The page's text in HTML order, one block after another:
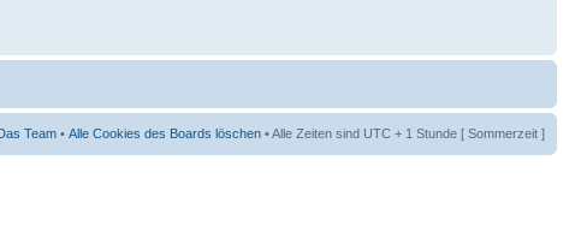
Team • Alle Cookies des Boards löschen • Alle Zeiten sind UTC + 1 Stunde [ Sommerzeit ]